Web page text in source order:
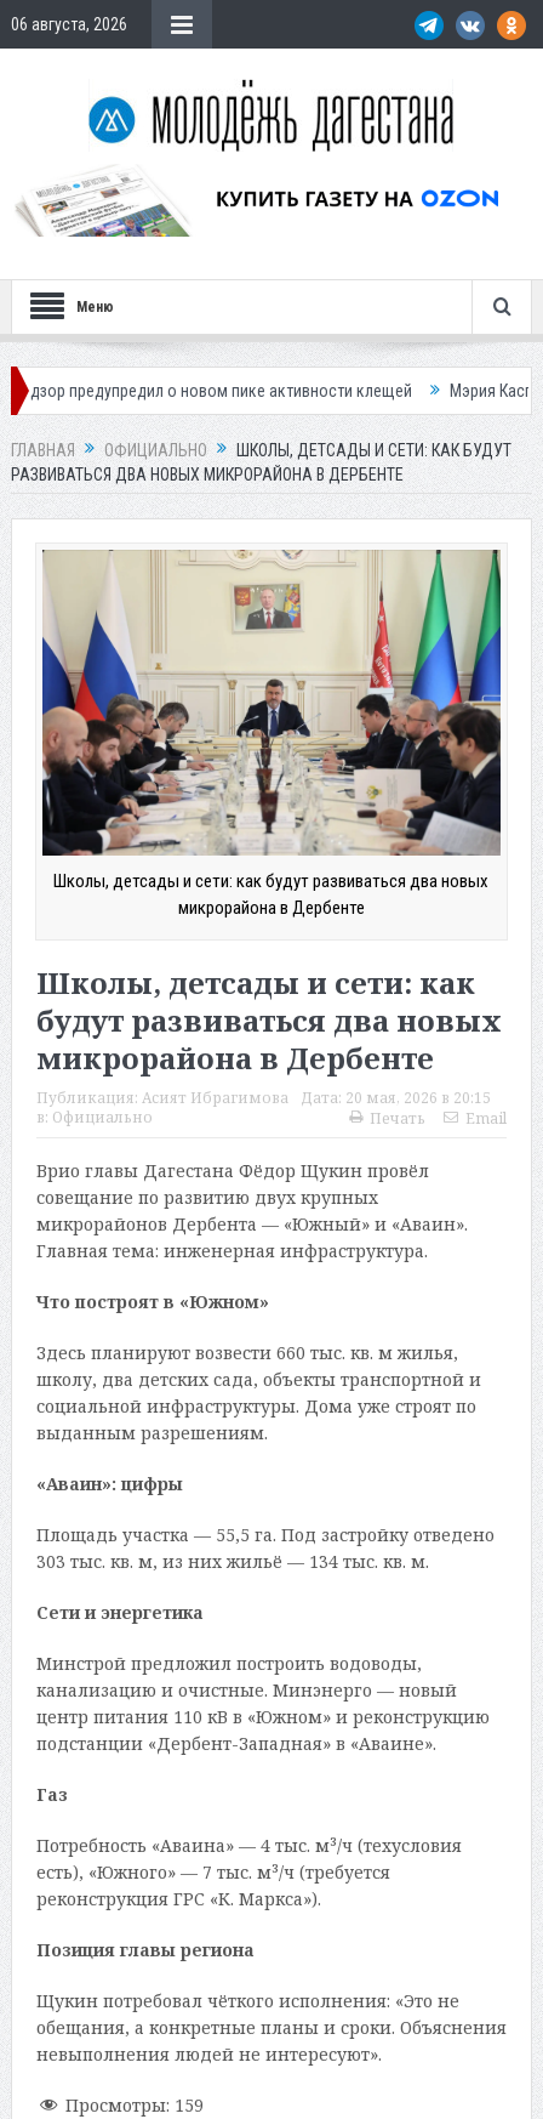
06 августа, 2026
Меню
о новом пике активности клещей Мэрия Каспийска
ГЛАВНАЯ ОФИЦИАЛЬНО
ШКОЛЫ, ДЕТСАДЫ И СЕТИ: КАК БУДУТ
РАЗВИВАТЬСЯ ДВА НОВЫХ МИКРОРАЙОНА В ДЕРБЕНТЕ
Школы, детсады и сети: как будут развиваться два новых
микрорайона в Дербенте
Школы, детсады и сети: как
будут развиваться два новых
микрорайона в Дербенте
Публикация: Асият Ибрагимова Дата: 20 мая, 2026 в 20:15
в: Официально Печать Email
Врио главы Дагестана Фёдор Щукин провёл
совещание по развитию двух крупных
микрорайонов Дербента — «Южный» и «Аваин».
Главная тема: инженерная инфраструктура.
Что построят в «Южном»
Здесь планируют возвести 660 тыс. кв. м жилья,
школу, два детских сада, объекты транспортной и
социальной инфраструктуры. Дома уже строят по
выданным разрешениям.
«Аваин»: цифры
Площадь участка — 55,5 га. Под застройку отведено
303 тыс. кв. м, из них жильё — 134 тыс. кв. м.
Сети и энергетика
Минстрой предложил построить водоводы,
канализацию и очистные. Минэнерго — новый
центр питания 110 кВ в «Южном» и реконструкцию
подстанции «Дербент-Западная» в «Аваине».
Газ
Потребность «Аваина» — 4 тыс. м³/ч (техусловия
есть), «Южного» — 7 тыс. м³/ч (требуется
реконструкция ГРС «К. Маркса»).
Позиция главы региона
Щукин потребовал чёткого исполнения: «Это не
обещания, а конкретные планы и сроки. Объяснения
невыполнения людей не интересуют».
Просмотры: 159